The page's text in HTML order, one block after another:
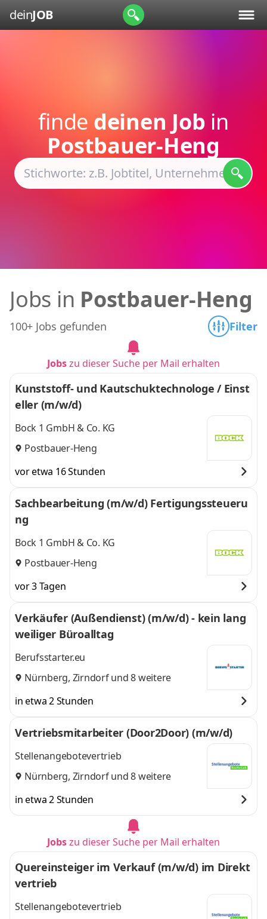
deinJOB
finde deinen Job in
Postbauer-Heng
Jobs in Postbauer-Heng
100+ Jobs gefunden Filter
Jobszu dieser Suche per Mail erhalten
Kunststoff- und Kautschuktechnologe / Einst
eller (m/w/d)
Bock 1 GmbH & Co. KG
Postbauer-Heng
vor etwa 16 Stunden
Sachbearbeitung (m/w/d) Fertigungssteueru
ng
Bock 1 GmbH & Co. KG
Postbauer-Heng
vor 3 Tagen
Verkäufer (Außendienst) (m/w/d) - kein lang
weiliger Büroalltag
Berufsstarter.eu
Nürnberg, Zirndorfund 8 weitere
in etwa 2 Stunden
Vertriebsmitarbeiter (Door2Door) (m/w/d)
Stellenangebotevertrieb
Nürnberg, Zirndorfund 8 weitere
in etwa 2 Stunden
Jobszu dieser Suche per Mail erhalten
Quereinsteiger im Verkauf (m/w/d) im Direkt
vertrieb
Stellenangebotevertrieb